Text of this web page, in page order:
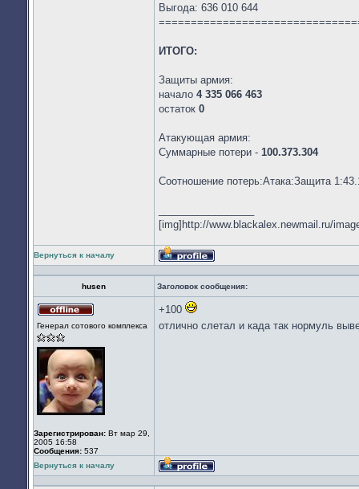
Выгода: 636 010 644
ИТОГО:
Защиты армия:
начало 4 335 066 463
остаток 0
Атакующая армия:
Суммарные потери - 100.373.304
Соотношение потерь:Атака:Защита
[img]http://www.blackalex.newmail.ru/
Вернуться к началу
Профиль
husen Заголовок сообщения:
в
Генерал сотового комплекса
Зарегистрирован: Вт мар 29,
2005 16:58
Сообщения: 537
+100
отлично слетал и када так нормуль
Вернуться к началу
Профиль